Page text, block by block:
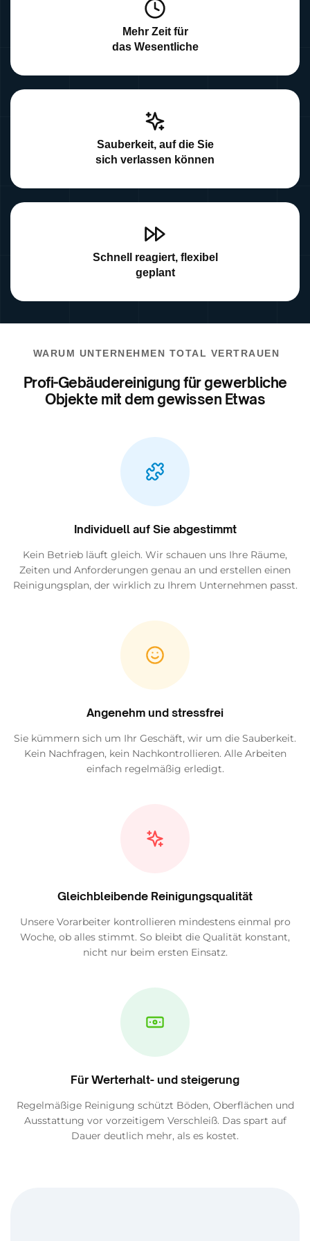
Mehr Zeit für
das Wesentliche
Sauberkeit, auf die Sie
sich verlassen können
Schnell reagiert, flexibel
geplant
WARUM UNTERNEHMEN TOTAL VERTRAUEN
Profi-Gebäudereinigung für gewerbliche
Objekte mit dem gewissen Etwas
Individuell auf Sie abgestimmt
Kein Betrieb läuft gleich. Wir schauen uns Ihre Räume,
Zeiten und Anforderungen genau an und erstellen einen
Reinigungsplan, der wirklich zu Ihrem Unternehmen passt.
Angenehm und stressfrei
Sie kümmern sich um Ihr Geschäft, wir um die Sauberkeit.
Kein Nachfragen, kein Nachkontrollieren. Alle Arbeiten
einfach regelmäßig erledigt.
Gleichbleibende Reinigungsqualität
Unsere Vorarbeiter kontrollieren mindestens einmal pro
Woche, ob alles stimmt. So bleibt die Qualität konstant,
nicht nur beim ersten Einsatz.
Für Werterhalt- und steigerung
Regelmäßige Reinigung schützt Böden, Oberflächen und
Ausstattung vor vorzeitigem Verschleiß. Das spart auf
Dauer deutlich mehr, als es kostet.